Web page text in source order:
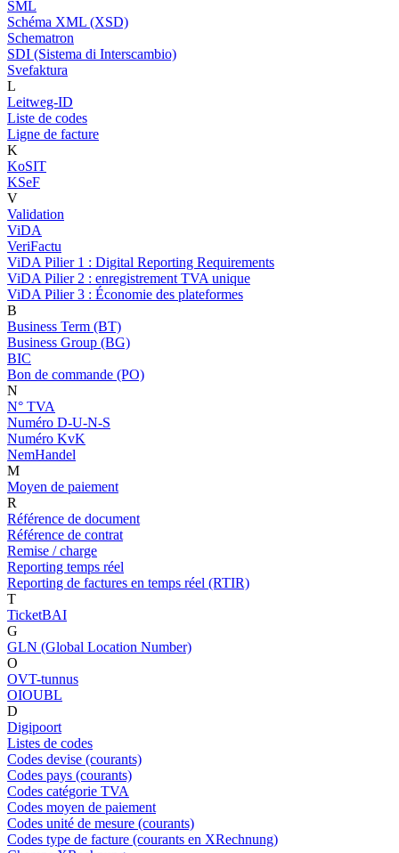
SML
Schéma XML (XSD)
Schematron
SDI (Sistema di Interscambio)
Svefaktura
L
Leitweg-ID
Liste de codes
Ligne de facture
K
KoSIT
KSeF
V
Validation
ViDA
VeriFactu
ViDA Pilier 1 : Digital Reporting Requirements
ViDA Pilier 2 : enregistrement TVA unique
ViDA Pilier 3 : Économie des plateformes
B
Business Term (BT)
Business Group (BG)
BIC
Bon de commande (PO)
N
N° TVA
Numéro D-U-N-S
Numéro KvK
NemHandel
M
Moyen de paiement
R
Référence de document
Référence de contrat
Remise / charge
Reporting temps réel
Reporting de factures en temps réel (RTIR)
T
TicketBAI
G
GLN (Global Location Number)
O
OVT-tunnus
OIOUBL
D
Digipoort
Listes de codes
Codes devise (courants)
Codes pays (courants)
Codes catégorie TVA
Codes moyen de paiement
Codes unité de mesure (courants)
Codes type de facture (courants en XRechnung)